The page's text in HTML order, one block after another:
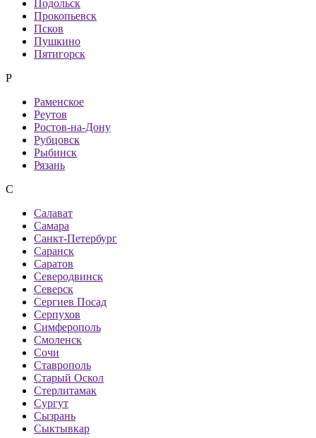
Подольск
Прокопьевск
Псков
Пушкино
Пятигорск
Р
Раменское
Реутов
Ростов-на-Дону
Рубцовск
Рыбинск
Рязань
С
Салават
Самара
Санкт-Петербург
Саранск
Саратов
Северодвинск
Северск
Сергиев Посад
Серпухов
Симферополь
Смоленск
Сочи
Ставрополь
Старый Оскол
Стерлитамак
Сургут
Сызрань
Сыктывкар